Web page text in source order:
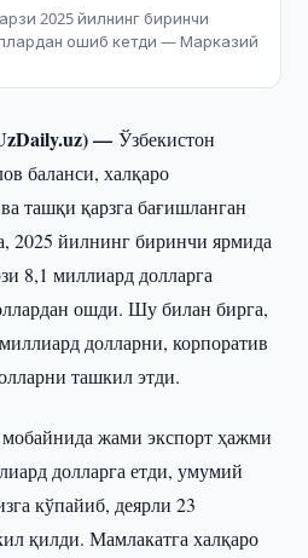
2025 йилнинг биринчи
ошиб кетди — Марказий
—Ўзбекистон
баланси, халқаро
ташқи қарзга бағишланган
2025 йилнинг биринчи ярмида
8,1 миллиард долларга
ошди. Шу билан бирга,
долларни, корпоратив
ташкил этди.
жами экспорт ҳажми
долларга етди, умумий
кўпайиб, деярли 23
қилди. Мамлакатга халқаро